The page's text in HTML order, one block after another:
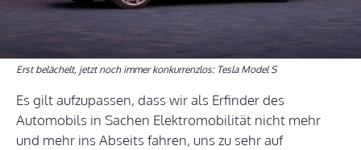
Erst belächelt, jetzt noch immer konkurrenzlos: Tesla Model S
Es gilt aufzupassen, dass wir als Erfinder des
Automobils in Sachen Elektromobilität nicht mehr
und mehr ins Abseits fahren, uns zu sehr auf